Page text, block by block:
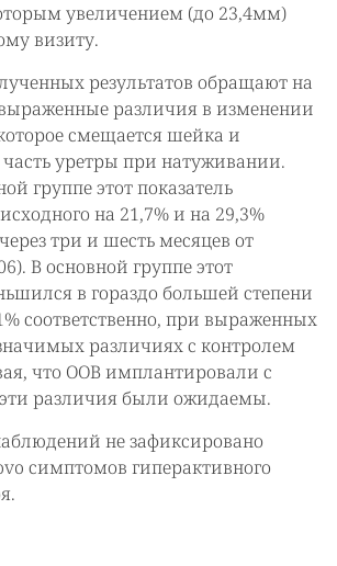
увеличением (до 23,4мм)
визиту.
результатов обращают на
различия в изменении
смещается шейка и
уретры при натуживании.
группе этот показатель
на 21,7% и на 29,3%
три и шесть месяцев от
В основной группе этот
в гораздо большей степени
соответственно, при выраженных
различиях с контролем
что ООВ имплантировали с
эти различия были ожидаемы.
не зафиксировано
симптомов гиперактивного